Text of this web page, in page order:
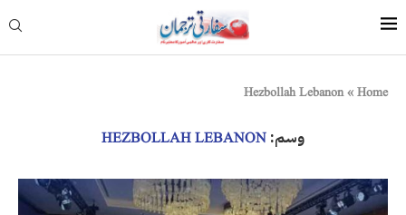
Home
»
Hezbollah Lebanon
وسم: HEZBOLLAH LEBANON